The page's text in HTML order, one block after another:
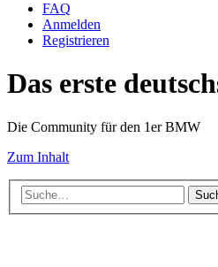
FAQ
Anmelden
Registrieren
Das erste
Die Community für den 1er BMW
Zum Inhalt